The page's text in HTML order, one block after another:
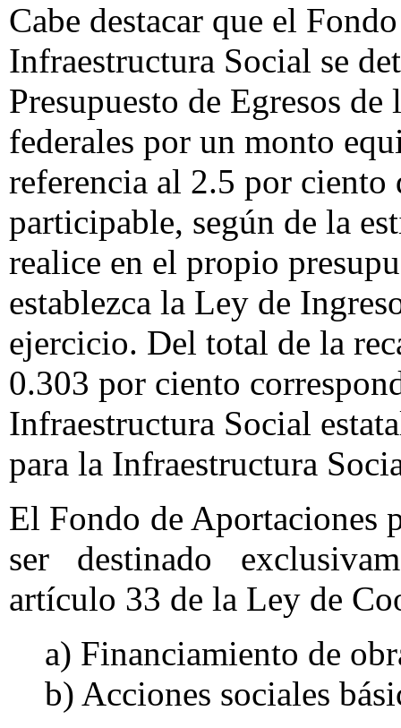
Cabe destacar que el
Infraestructura Social se
Presupuesto de Egresos
federales por un monto
referencia al 2.5 por ciento
participable, según de la
realice en el propio
establezca la Ley de
ejercicio. Del total de la
0.303 por ciento
Infraestructura Social
para la Infraestructura
El Fondo de Aportaciones
ser destinado
artículo 33 de la Ley de
a) Financiamiento de
b) Acciones sociales